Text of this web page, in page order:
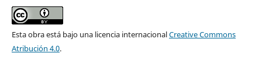
Esta obra está bajo una licencia internacionalCreative Commons
Atribución 4.0.